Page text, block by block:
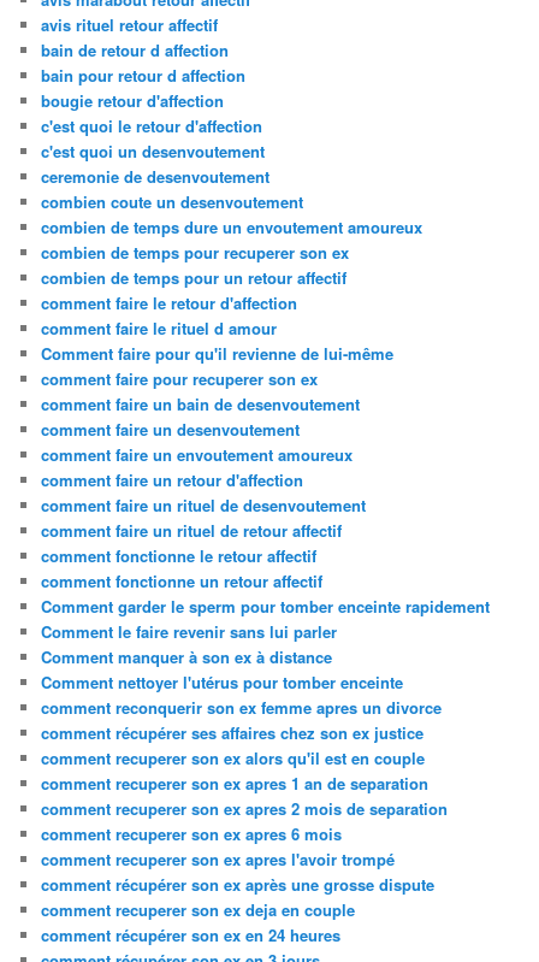
avis rituel retour affectif
bain de retour d affection
bain pour retour d affection
bougie retour d'affection
c'est quoi le retour d'affection
c'est quoi un desenvoutement
ceremonie de desenvoutement
combien coute un desenvoutement
combien de temps dure un envoutement amoureux
combien de temps pour recuperer son ex
combien de temps pour un retour affectif
comment faire le retour d'affection
comment faire le rituel d amour
Comment faire pour qu'il revienne de lui-même
comment faire pour recuperer son ex
comment faire un bain de desenvoutement
comment faire un desenvoutement
comment faire un envoutement amoureux
comment faire un retour d'affection
comment faire un rituel de desenvoutement
comment faire un rituel de retour affectif
comment fonctionne le retour affectif
comment fonctionne un retour affectif
Comment garder le sperm pour tomber enceinte rapidement
Comment le faire revenir sans lui parler
Comment manquer à son ex à distance
Comment nettoyer l'utérus pour tomber enceinte
comment reconquerir son ex femme apres un divorce
comment récupérer ses affaires chez son ex justice
comment recuperer son ex alors qu'il est en couple
comment recuperer son ex apres 1 an de separation
comment recuperer son ex apres 2 mois de separation
comment recuperer son ex apres 6 mois
comment recuperer son ex apres l'avoir trompé
comment récupérer son ex après une grosse dispute
comment recuperer son ex deja en couple
comment récupérer son ex en 24 heures